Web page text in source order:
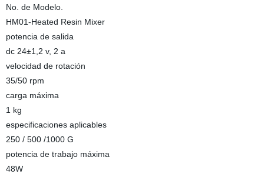
No. de Modelo.
HM01-Heated Resin Mixer
potencia de salida
dc 24±1,2 v, 2 a
velocidad de rotación
35/50 rpm
carga máxima
1 kg
especificaciones aplicables
250 / 500 /1000 G
potencia de trabajo máxima
48W